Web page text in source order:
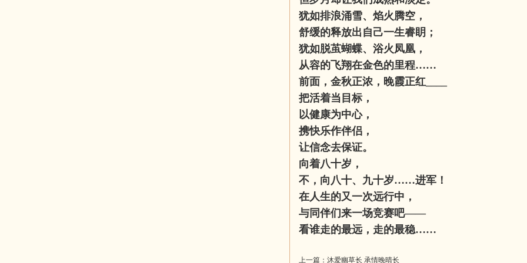
犹如排浪涌雪、焰火腾空，
舒缓的释放出自己一生睿眀；
犹如脱茧蝴蝶、浴火凤凰，
从容的飞翔在金色的里程……
前面，金秋正浓，晚霞正红____
把活着当目标，
以健康为中心，
携快乐作伴侣，
让信念去保证。
向着八十岁，
不，向八十、九十岁……进军！
在人生的又一次远行中，
与同伴们来一场竞赛吧——
看谁走的最远，走的最稳……
上一篇： 沐爱幽草长 承情晚晴长